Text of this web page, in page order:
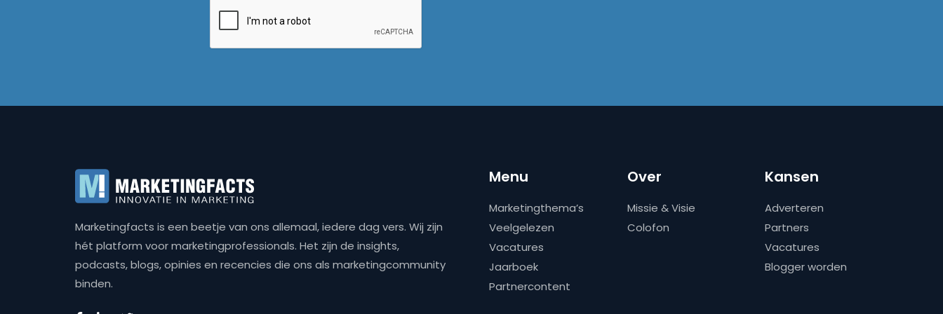
Marketingfacts is een beetje van ons allemaal, iedere dag vers. Wij zijn
hét platform voor marketingprofessionals. Het zijn de insights,
podcasts, blogs, opinies en recencies die ons als marketingcommunity
binden.
Menu
Marketingthema’s
Veelgelezen
Vacatures
Jaarboek
Partnercontent
Over
Missie & Visie
Colofon
Kansen
Adverteren
Partners
Vacatures
Blogger worden